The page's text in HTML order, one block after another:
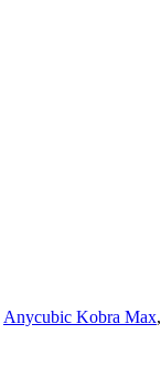
Anycubic Kobra Max,